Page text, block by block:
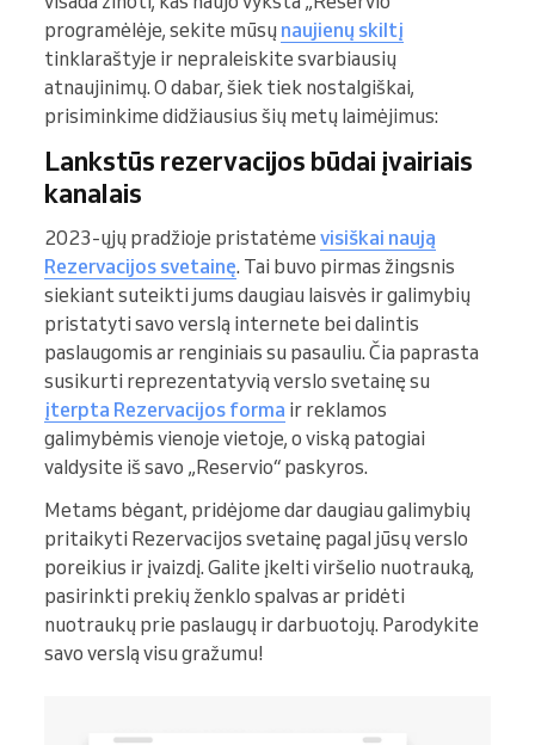
programėlėje, sekite mūsų naujienų skiltį
tinklaraštyje ir nepraleiskite svarbiausių
atnaujinimų. O dabar, šiek tiek nostalgiškai,
prisiminkime didžiausius šių metų laimėjimus:
Lankstūs rezervacijos būdai įvairiais
kanalais
2023-ųjų pradžioje pristatėme visiškai naują
Rezervacijos svetainę. Tai buvo pirmas žingsnis
siekiant suteikti jums daugiau laisvės ir galimybių
pristatyti savo verslą internete bei dalintis
paslaugomis ar renginiais su pasauliu. Čia paprasta
susikurti reprezentatyvią verslo svetainę su
įterpta Rezervacijos forma ir reklamos
galimybėmis vienoje vietoje, o viską patogiai
valdysite iš savo „Reservio“ paskyros.
Metams bėgant, pridėjome dar daugiau galimybių
pritaikyti Rezervacijos svetainę pagal jūsų verslo
poreikius ir įvaizdį. Galite įkelti viršelio nuotrauką,
pasirinkti prekių ženklo spalvas ar pridėti
nuotraukų prie paslaugų ir darbuotojų. Parodykite
savo verslą visu gražumu!